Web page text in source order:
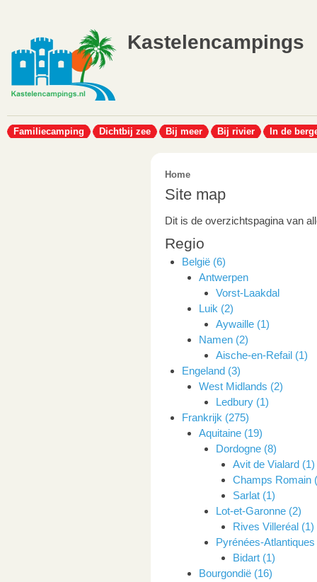
Kastelencampings
Familiecamping Dichtbij zee Bij meer Bij rivier In de
Home
Site map
Dit is de overzichtspagina van
Regio
België (6)
Antwerpen
Vorst-Laakdal
Luik (2)
Aywaille (1)
Namen (2)
Aische-en-Refail (1)
Engeland (3)
West Midlands (2)
Ledbury (1)
Frankrijk (275)
Aquitaine (19)
Dordogne (8)
Avit de Vialard (1)
Champs Romain
Sarlat (1)
Lot-et-Garonne (2)
Rives Villeréal (1)
Pyrénées-Atlantiques
Bidart (1)
Bourgondië (16)